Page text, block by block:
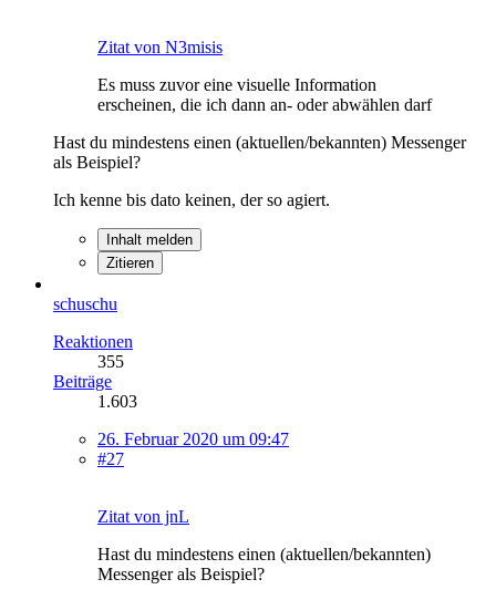
Zitat von N3misis
Es muss zuvor eine visuelle Information
erscheinen, die ich dann an- oder abwählen darf
Hast du mindestens einen (aktuellen/bekannten) Messenger
als Beispiel?
Ich kenne bis dato keinen, der so agiert.
Inhalt melden
Zitieren
schuschu
Reaktionen
355
Beiträge
1.603
26. Februar 2020 um 09:47
#27
Zitat von jnL
Hast du mindestens einen (aktuellen/bekannten)
Messenger als Beispiel?